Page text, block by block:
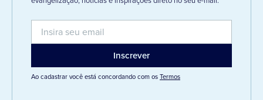
Ao cadastrar você está concordando com osTermos